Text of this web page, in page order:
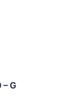
G